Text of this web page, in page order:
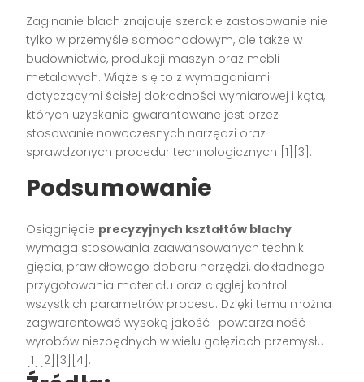
Zaginanie blach znajduje szerokie zastosowanie nie
tylko w przemyśle samochodowym, ale także w
budownictwie, produkcji maszyn oraz mebli
metalowych. Wiąże się to z wymaganiami
dotyczącymi ścisłej dokładności wymiarowej i kąta,
których uzyskanie gwarantowane jest przez
stosowanie nowoczesnych narzędzi oraz
sprawdzonych procedur technologicznych [1][3].
Podsumowanie
Osiągnięcie precyzyjnych kształtów blachy
wymaga stosowania zaawansowanych technik
gięcia, prawidłowego doboru narzędzi, dokładnego
przygotowania materiału oraz ciągłej kontroli
wszystkich parametrów procesu. Dzięki temu można
zagwarantować wysoką jakość i powtarzalność
wyrobów niezbędnych w wielu gałęziach przemysłu
[1][2][3][4].